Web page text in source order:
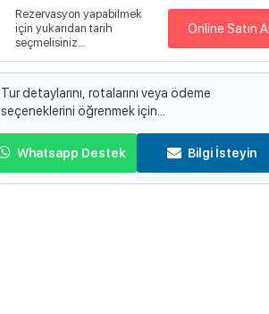
Rezervasyon yapabilmek
için yukarıdan tarih
seçmelisiniz...
Online Satın Al
Tur detaylarını, rotalarını veya ödeme
seçeneklerini öğrenmek için...
Whatsapp Destek Bilgi İsteyin